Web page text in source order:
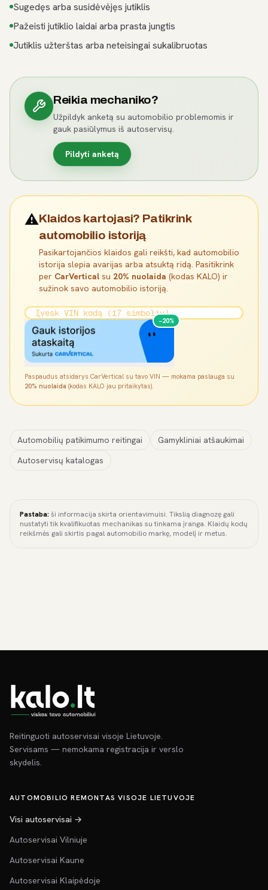
Sugedęs arba susidėvėjęs jutiklis
Pažeisti jutiklio laidai arba prasta jungtis
Jutiklis užterštas arba neteisingai sukalibruotas
Reikia mechaniko?
Užpildyk anketą su automobilio problemomis ir
gauk pasiūlymus iš autoservisų.
Pildyti anketą
⚠️Klaidos kartojasi? Patikrink
automobilio istoriją
Pasikartojančios klaidos gali reikšti, kad automobilio
istorija slepia avarijas arba atsuktą ridą. Pasitikrink
per CarVertical su 20% nuolaida (kodas KALO) ir
sužinok savo automobilio istoriją.
−20%
Paspaudus atsidarys CarVertical su tavo VIN — mokama paslauga su
20% nuolaida (kodas KALO jau pritaikytas).
Automobilių patikimumo reitingai
Gamykliniai atšaukimai
Autoservisų katalogas
Pastaba:ši informacija skirta orientavimuisi. Tikslią diagnozę gali
nustatyti tik kvalifikuotas mechanikas su tinkama įranga. Klaidų kodų
reikšmės gali skirtis pagal automobilio markę, modelį ir metus.
Reitinguoti autoservisai visoje Lietuvoje.
Servisams — nemokama registracija ir verslo
skydelis.
AUTOMOBILIO REMONTAS VISOJE LIETUVOJE
Visi autoservisai →
Autoservisai Vilniuje
Autoservisai Kaune
Autoservisai Klaipėdoje